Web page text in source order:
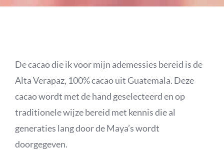
De cacao die ik voor mijn ademessies bereid is de
Alta Verapaz, 100% cacao uit Guatemala. Deze
cacao wordt met de hand geselecteerd en op
traditionele wijze bereid met kennis die al
generaties lang door de Maya’s wordt
doorgegeven.